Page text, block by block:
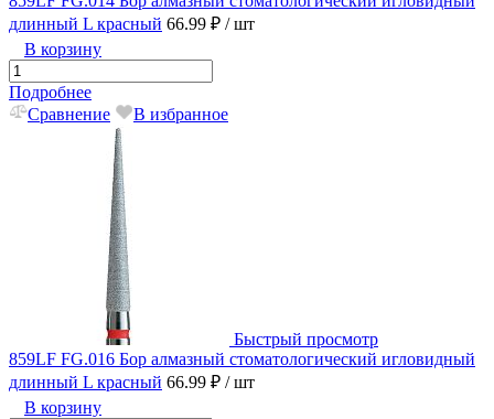
длинный L красный 66.99 ₽ / шт
В корзину
Подробнее
Сравнение
В избранное
Быстрый просмотр
859LF FG.016 Бор алмазный стоматологический игловидный
длинный L красный 66.99 ₽ / шт
В корзину